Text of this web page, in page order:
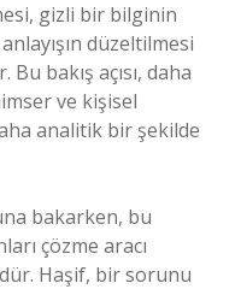
gizli bir bilginin
düzeltilmesi
bakış açısı, daha
ve kişisel
analitik bir şekilde
bakarken, bu
çözme aracı
Haşif, bir sorunu